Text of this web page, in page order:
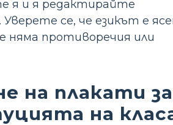
я и я редактирайте
се, че езикът е
няма противоречия или
на плакати за
на